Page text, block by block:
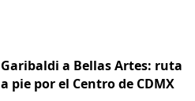
Garibaldi a Bellas Artes: ruta
a pie por el Centro de CDMX